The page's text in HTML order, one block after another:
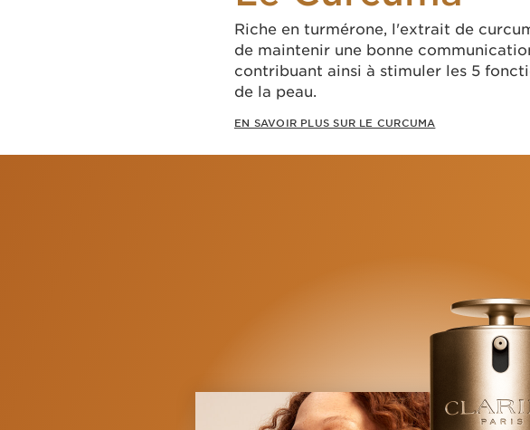
Riche en turmérone, l'extrait de
de maintenir une bonne
contribuant ainsi à stimuler les 5
de la peau.
EN SAVOIR PLUS SUR LE CURCUMA